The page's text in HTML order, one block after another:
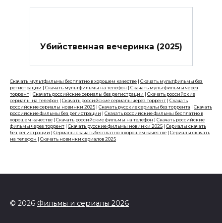
Убийственная вечеринка (2025)
Скачать мультфильмы бесплатно в хорошем качестве
Скачать мультфильмы без
регистрации
Скачать мультфильмы на телефон
Скачать мультфильмы через
торрент
Скачать российские сериалы без регистрации
Скачать российские
сериалы на телефон
Скачать российские сериалы через торрент
Скачать
российские сериалы новинки 2025
Скачать русские сериалы без торрента
Скачать
российские фильмы без регистрации
Скачать российские фильмы бесплатно в
хорошем качестве
Скачать российские фильмы на телефон
Скачать российские
фильмы через торрент
Скачать русские фильмы новинки 2025
Сериалы скачать
без регистрации
Сериалы скачать бесплатно в хорошем качестве
Сериалы скачать
на телефон
Скачать новинки сериалов 2025
© 2026 Фильмы и сериалы 2026